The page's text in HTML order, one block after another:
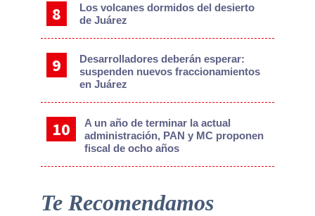
Los volcanes dormidos del desierto
de Juárez
Desarrolladores deberán esperar:
suspenden nuevos fraccionamientos
en Juárez
A un año de terminar la actual
administración, PAN y MC proponen
fiscal de ocho años
Te Recomendamos